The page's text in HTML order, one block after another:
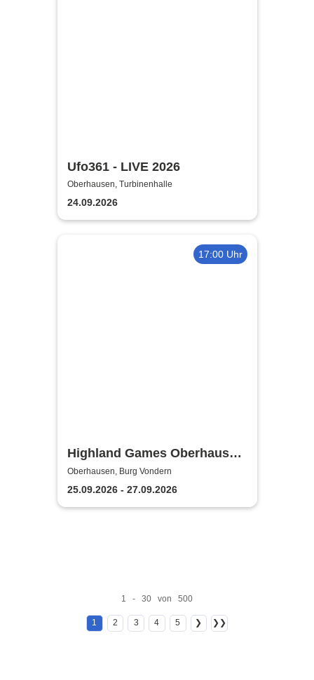
Ufo361 - LIVE 2026
Oberhausen, Turbinenhalle
24.09.2026
17:00 Uhr
Highland Games Oberhausen
& Scottish Festival
Oberhausen, Burg Vondern
25.09.2026 - 27.09.2026
1 - 30 von 500
1 2 3 4 5 ❯ ❯❯